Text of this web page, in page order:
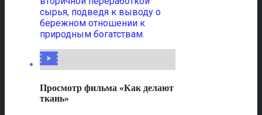
сырья, подведя к выводу о
бережном отношении к
природным богатствам.
Просмотр фильма «Как делают
ткань»